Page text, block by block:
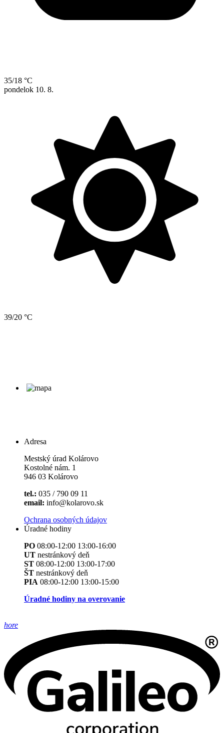
35/18 °C
pondelok 10. 8.
39/20 °C
Adresa
Mestský úrad Kolárovo
Kostolné nám. 1
946 03 Kolárovo
tel.: 035 / 790 09 11
email: info@kolarovo.sk
Ochrana osobných údajov
Úradné hodiny
PO 08:00-12:00 13:00-16:00
UT nestránkový deň
ST 08:00-12:00 13:00-17:00
ŠT nestránkový deň
PIA 08:00-12:00 13:00-15:00
Úradné hodiny na overovanie
hore